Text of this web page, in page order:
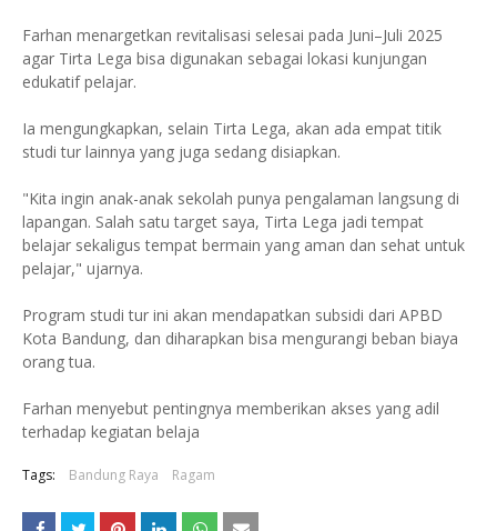
Farhan menargetkan revitalisasi selesai pada Juni–Juli 2025
agar Tirta Lega bisa digunakan sebagai lokasi kunjungan
edukatif pelajar.
Ia mengungkapkan, selain Tirta Lega, akan ada empat titik
studi tur lainnya yang juga sedang disiapkan.
"Kita ingin anak-anak sekolah punya pengalaman langsung di
lapangan. Salah satu target saya, Tirta Lega jadi tempat
belajar sekaligus tempat bermain yang aman dan sehat untuk
pelajar," ujarnya.
Program studi tur ini akan mendapatkan subsidi dari APBD
Kota Bandung, dan diharapkan bisa mengurangi beban biaya
orang tua.
Farhan menyebut pentingnya memberikan akses yang adil
terhadap kegiatan belaja
Tags: Bandung Raya Ragam